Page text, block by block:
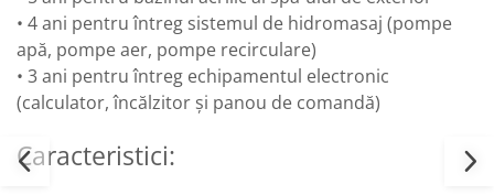
• 4 ani pentru întreg sistemul de hidromasaj (pompe
apă, pompe aer, pompe recirculare)
• 3 ani pentru întreg echipamentul electronic
(calculator, încălzitor și panou de comandă)
Caracteristici: